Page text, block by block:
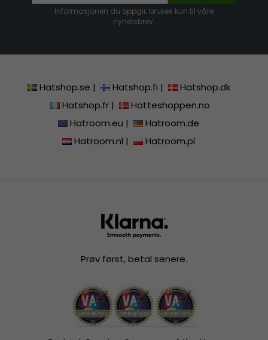
Informasjonen du oppgir, brukes kun til våre
nyhetsbrev.
Hatshop.se | Hatshop.fi |
Hatshop.dk
Hatshop.fr|
Hatteshoppen.no
Hatroom.eu |
Hatroom.de
Hatroom.nl | Hatroom.pl
Prøv først, betal senere.